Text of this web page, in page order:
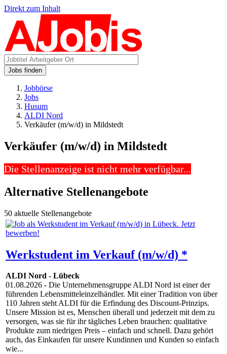
Direkt zum Inhalt
Jobs finden
Jobbörse
Jobs
Husum
ALDI Nord
Verkäufer (m/w/d) in Mildstedt
Verkäufer (m/w/d) in Mildstedt
Die Stellenanzeige ist nicht mehr verfügbar...
Alternative Stellenangebote
50 aktuelle Stellenangebote
Werkstudent im Verkauf (m/w/d) *
ALDI Nord - Lübeck
01.08.2026 - Die Unternehmensgruppe ALDI Nord ist einer der
führenden Lebensmitteleinzelhändler. Mit einer Tradition von über
110 Jahren steht ALDI für die Erfindung des Discount-Prinzips.
Unsere Mission ist es, Menschen überall und jederzeit mit dem zu
versorgen, was sie für ihr tägliches Leben brauchen: qualitative
Produkte zum niedrigen Preis – einfach und schnell. Dazu gehört
auch, das Einkaufen für unsere Kundinnen und Kunden so einfach
wie...